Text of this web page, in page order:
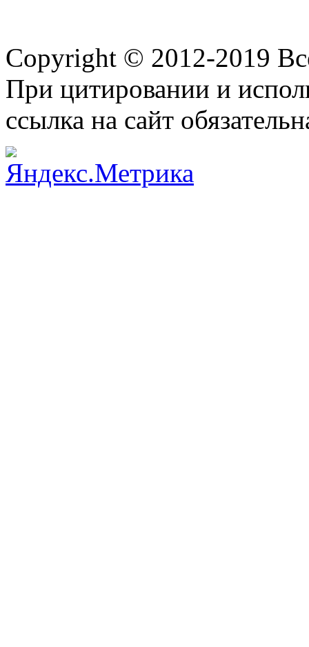
Copyright © 2012-2019
При цитировании и
ссылка на сайт